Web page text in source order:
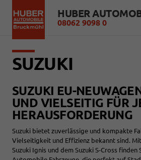
08062 9098 0
SUZUKI
SUZUKI EU-
UND VIELSEITIG FÜR
HERAUSFORDERUNG
Suzuki bietet zuverlässige und kompakte
Vielseitigkeit und Effizienz bekannt sind.
Suzuki Ignis und dem Suzuki S-Cross finden